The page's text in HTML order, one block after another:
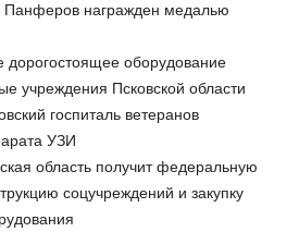
Панферов награжден медалью
дорогостоящее оборудование
учреждения Псковской области
госпиталь ветеранов
УЗИ
область получит федеральную
соцучреждений и закупку